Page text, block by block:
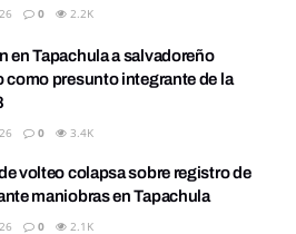
0 2.2K
en Tapachula a salvadoreño
como presunto integrante de la
0 3.4K
volteo colapsa sobre registro de
maniobras en Tapachula
0 2.1K